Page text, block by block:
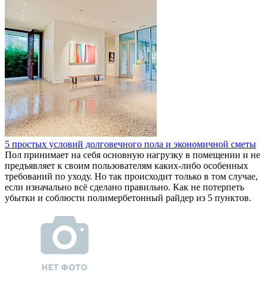
5 простых условий долговечного пола и экономичной сметы
Пол принимает на себя основную нагрузку в помещении и не
предъявляет к своим пользователям каких-либо особенных
требований по уходу. Но так происходит только в том случае,
если изначально всё сделано правильно. Как не потерпеть
убытки и соблюсти полимербетонный райдер из 5 пунктов.